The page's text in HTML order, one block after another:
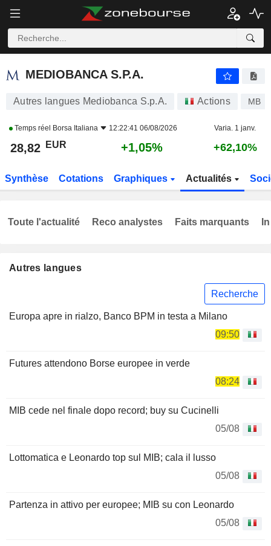
MEDIOBANCA S.P.A.
MEDIOBANCA S.P.A.
Autres langues Mediobanca S.p.A. Actions MB
Temps réel Borsa Italiana 12:22:41 06/08/2026 Varia. 1 janv.
28,82 EUR +1,05% +62,10%
Synthèse Cotations Graphiques Actualités
Autres langues
Recherche
Europa apre in rialzo, Banco BPM in testa a Milano
09:50
Futures attendono Borse europee in verde
08:24
MIB cede nel finale dopo record; buy su Cucinelli
05/08
Lottomatica e Leonardo top sul MIB; cala il lusso
05/08
Partenza in attivo per europee; MIB su con Leonardo
05/08
Toute l'actualité Reco analystes Faits marquants